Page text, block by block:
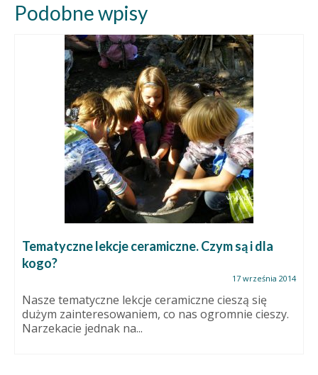
Podobne wpisy
Tematyczne lekcje ceramiczne. Czym są i dla
kogo?
17 września 2014
Nasze tematyczne lekcje ceramiczne cieszą się
dużym zainteresowaniem, co nas ogromnie cieszy.
Narzekacie jednak na...